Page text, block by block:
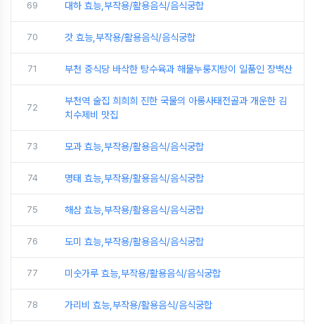
69 대하 효능,부작용/활용음식/음식궁합
70 갓 효능,부작용/활용음식/음식궁합
71 부천 중식당 바삭한 탕수육과 해물누룽지탕이 일품인 장백산
72
부천역 술집 희희희 진한 국물의 아롱사태전골과 개운한 김
치수제비 맛집
73 모과 효능,부작용/활용음식/음식궁합
74 명태 효능,부작용/활용음식/음식궁합
75 해삼 효능,부작용/활용음식/음식궁합
76 도미 효능,부작용/활용음식/음식궁합
77 미숫가루 효능,부작용/활용음식/음식궁합
78 가리비 효능,부작용/활용음식/음식궁합